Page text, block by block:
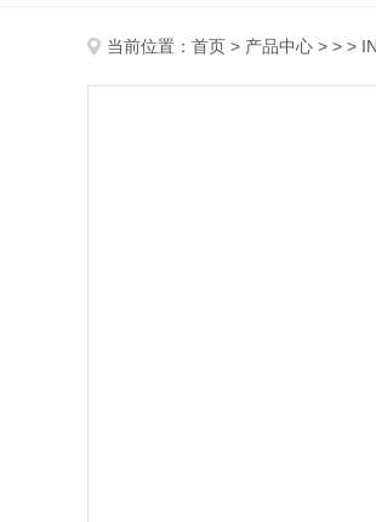
当前位置： 首页 > 产品中心 > > >